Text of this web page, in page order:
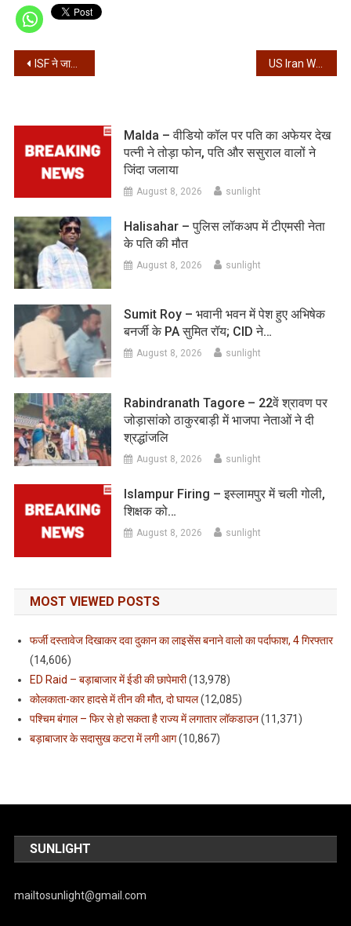
Post
ISF ने जारी की उम्मीदवारों की पहली सूची, अराबुल इस्लाम को…
Malda – वीडियो कॉल पर पति का अफेयर देख
पत्नी ने तोड़ा फोन, पति और ससुराल वालों ने
जिंदा जलाया
August 8, 2026 sunlight
Halisahar – पुलिस लॉकअप में टीएमसी नेता
के पति की मौत
August 8, 2026 sunlight
Sumit Roy – भवानी भवन में पेश हुए अभिषेक
बनर्जी के PA सुमित रॉय; CID ने…
August 8, 2026 sunlight
Rabindranath Tagore – 22वें श्रावण पर
जोड़ासांको ठाकुरबाड़ी में भाजपा नेताओं ने दी
श्रद्धांजलि
August 8, 2026 sunlight
Islampur Firing – इस्लामपुर में चली गोली,
शिक्षक को…
August 8, 2026 sunlight
MOST VIEWED POSTS
फर्जी दस्तावेज दिखाकर दवा दुकान का लाइसेंस बनाने वालो का पर्दाफाश, 4 गिरफ्तार
(14,606)
ED Raid – बड़ाबाजार में ईडी की छापेमारी(13,978)
कोलकाता-कार हादसे में तीन की मौत, दो घायल(12,085)
पश्चिम बंगाल – फिर से हो सकता है राज्य में लगातार लॉकडाउन(11,371)
बड़ाबाजार के सदासुख कटरा में लगी आग(10,867)
SUNLIGHT
mailtosunlight@gmail.com